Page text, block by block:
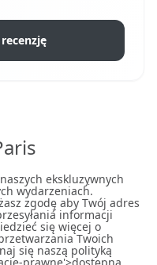
ekskluzywnych
wydarzeniach͘.
zgodę͕ aby Twój adres
informacji
się więcej o
Twoich
się naszą polityką